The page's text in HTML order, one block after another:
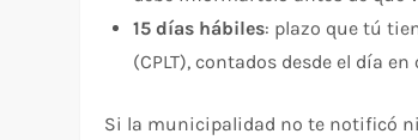
15 días hábiles: plazo que tú
(CPLT), contados desde el día
Si la municipalidad no te notificó